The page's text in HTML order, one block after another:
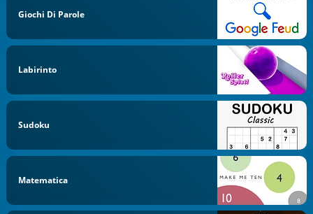
Giochi Di Parole
Labirinto
Sudoku
Matematica